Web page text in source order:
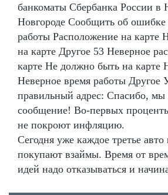
банкоматы Сбербанка России в
Новгороде Сообщить об
работы Расположение на карте
на карте Другое 53 Неверное
карте Не должно быть на карте
Неверное время работы Другое
правильный адрес: Спасибо,
сообщение! Во-первых
не покроют инфляцию.
Сегодня уже каждое третье
покупают взаймы. Время от
идей надо отказываться и